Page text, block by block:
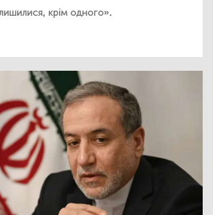
крім одного».